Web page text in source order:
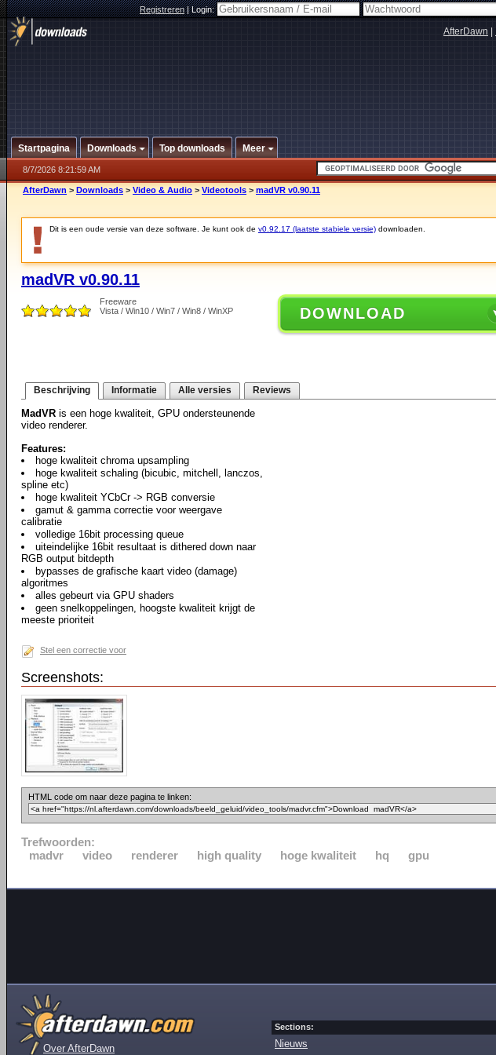
Registreren|Login:
AfterDawn
Startpagina Downloads Top downloads Meer
8/7/2026 8:21:59 AM
AfterDawn > Downloads > Video & Audio > Videotools > madVR v0.90.11
Dit is een oude versie van deze software. Je kunt ook de v0.92.17 (laatste stabiele versie) downloaden.
madVR v0.90.11
Freeware
Vista / Win10 / Win7 / Win8 / WinXP
DOWNLOAD
Beschrijving Informatie Alle versies Reviews
MadVR is een hoge kwaliteit, GPU ondersteunende
video renderer.
Features:
hoge kwaliteit chroma upsampling
hoge kwaliteit schaling (bicubic, mitchell, lanczos,
spline etc)
hoge kwaliteit YCbCr -> RGB conversie
gamut & gamma correctie voor weergave
calibratie
volledige 16bit processing queue
uiteindelijke 16bit resultaat is dithered down naar
RGB output bitdepth
bypasses de grafische kaart video (damage)
algoritmes
alles gebeurt via GPU shaders
geen snelkoppelingen, hoogste kwaliteit krijgt de
meeste prioriteit
Stel een correctie voor
Screenshots:
HTML code om naar deze pagina te linken:
Trefwoorden:
madvr
video renderer high quality hoge kwaliteit hq gpu
Over AfterDawn
Sections:
Nieuws